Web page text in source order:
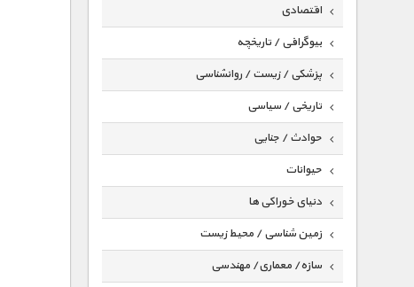
اقتصادی
بیوگرافی / تاریخچه
پزشکی / زیست / روانشناسی
تاریخی / سیاسی
حوادث / جنایی
حیوانات
دنیای خوراکی ها
زمین شناسی / محیط زیست
سازه/ معماری/ مهندسی